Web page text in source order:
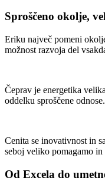
Sproščeno okolje,
Eriku največ pomeni
možnost razvoja del
Čeprav je energetika
oddelku sproščene odnose.
Cenita se inovativnost in
seboj veliko pomagamo in
Od Excela do